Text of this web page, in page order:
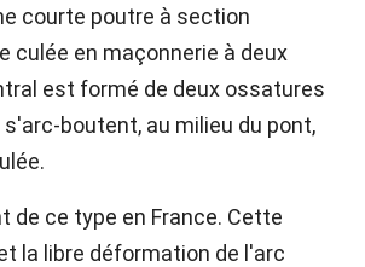
courte poutre à section
culée en maçonnerie à deux
est formé de deux ossatures
boutent, au milieu du pont,
de ce type en France. Cette
la libre déformation de l'arc